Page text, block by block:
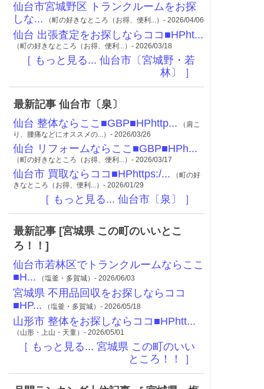
仙台市宮城野区 トランクルームをお探
しな... （町の好きなところ（お得、便利...）- 2026/04/06
仙台 出張査定をお探しならココ■HPht...
（町の好きなところ（お得、便利...）- 2026/03/18
［ もっと見る... 仙台市〔宮城野・若
林〕 ］
最新記事 仙台市〔泉〕
仙台 整体ならここ■GBP■HPhttp... （肩こ
り、腰痛などにオススメの...）- 2026/03/26
仙台 リフォームならここ■GBP■HPh...
（町の好きなところ（お得、便利...）- 2026/03/17
仙台市 買取ならココ■HPhttps:/... （町の好
きなところ（お得、便利...）- 2026/01/29
［ もっと見る... 仙台市〔泉〕 ］
最新記事 [宮城県 この町のいいとこ
ろ！！]
仙台市若林区でトランクルームならここ
■H... （塩釜・多賀城）- 2026/06/03
宮城県 不用品回収をお探しならココ
■HP... （塩釜・多賀城）- 2026/05/18
山形市 整体をお探しならココ■HPhtt...
（山形・上山・天童）- 2026/05/01
［ もっと見る... 宮城県 この町のいい
ところ！！ ］